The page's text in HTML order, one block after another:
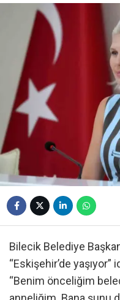
Bilecik Belediye
“Eskişehir’de yaşıyor”
“Benim önceliğim